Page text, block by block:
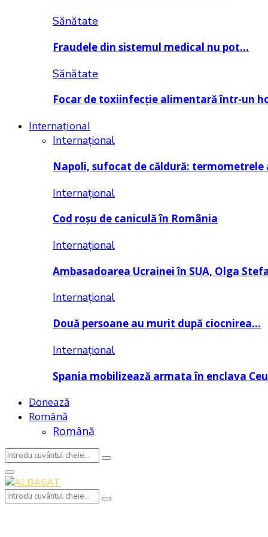
Sănătate
Fraudele din sistemul medical nu pot…
Sănătate
Focar de toxiinfecție alimentară într-un
Internațional
Internațional
Napoli, sufocat de căldură: termometrele
Internațional
Cod roșu de caniculă în România
Internațional
Ambasadoarea Ucrainei în SUA, Olga
Internațional
Două persoane au murit după ciocnirea…
Internațional
Spania mobilizează armata în enclava
Donează
Română
Română
Search
for:
Search
Primary
Menu
Search
Search